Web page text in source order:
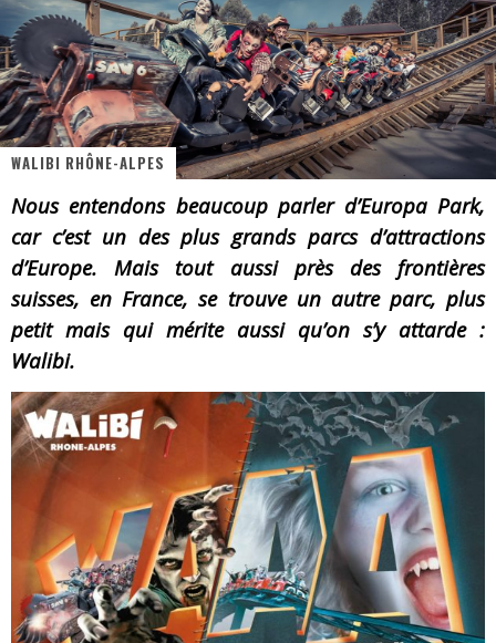
« Le Béton et le Bambou / Propositions pour Mayotte et le Monde. » - Améliorations !
Star Fox
PsyRiver 2026 : la magie revient sur les rives de l’Aar
« MOFUSAND / Parler Japonais » – Des Expressions Pratiques !
« Dr Wertham / L’homme qui étudia les tueurs en série » - Un Métier à Risque !
« Damn Them All » - Un duo de Choc !
WALIBI RHÔNE-ALPES
Nous entendons beaucoup parler d’Europa Park,
car c’est un des plus grands parcs d’attractions
d’Europe. Mais tout aussi près des frontières
suisses, en France, se trouve un autre parc, plus
petit mais qui mérite aussi qu’on s’y attarde :
Walibi.